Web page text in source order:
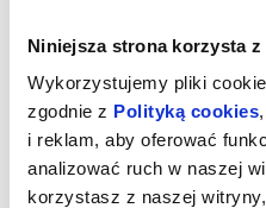
Niniejsza strona korzysta
Wykorzystujemy pliki
zgodnie z Polityką cookies
i reklam, aby oferować
analizować ruch w naszej
korzystasz z naszej
Sprzedaż biletów
została zakończona.